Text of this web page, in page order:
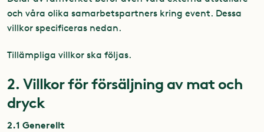
och våra olika samarbetspartners kring event. Dessa
villkor specificeras nedan.
Tillämpliga villkor ska följas.
2. Villkor för försäljning av mat och
dryck
2.1 Generellt